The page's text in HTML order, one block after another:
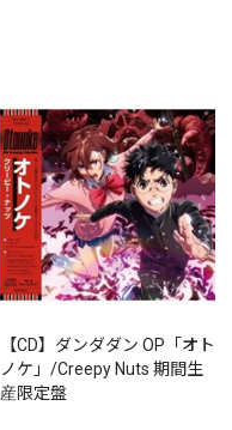
【CD】ダンダダン OP「オト
ノケ」/Creepy Nuts 期間生
産限定盤